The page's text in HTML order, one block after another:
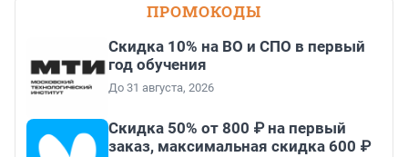
ПРОМОКОДЫ
Скидка 10% на ВО и СПО в первый
год обучения
До 31 августа, 2026
Скидка 50% от 800 ₽ на первый
заказ, максимальная скидка 600 ₽